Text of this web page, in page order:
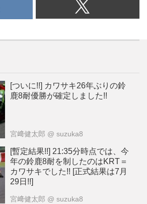
[ついに!!] カワサキ26年ぶりの鈴
鹿8耐優勝が確定しました!!
宮﨑健太郎 @ suzuka8
[暫定結果!!] 21:35分時点では、今
年の鈴鹿8耐を制したのはKRT＝
カワサキでした!! [正式結果は7月
29日!!]
宮﨑健太郎 @ suzuka8